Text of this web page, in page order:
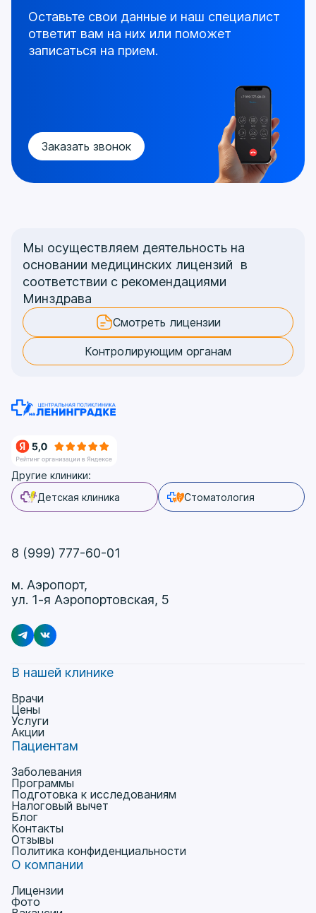
Заказать звонок
Оставьте свои данные и наш специалист
ответит вам на них или поможет
записаться на прием.
Мы осуществляем деятельность на
основании медицинских лицензий в
соответствии с рекомендациями
Минздрава
Смотреть лицензии
Контролирующим органам
Другие клиники:
Детская клиника
Стоматология
8 (999) 777-60-01
м. Аэропорт,
ул. 1-я Аэропортовская, 5
В нашей клинике
Врачи
Цены
Услуги
Акции
Пациентам
Заболевания
Программы
Подготовка к исследованиям
Налоговый вычет
Блог
Контакты
Отзывы
Политика конфиденциальности
О компании
Лицензии
Фото